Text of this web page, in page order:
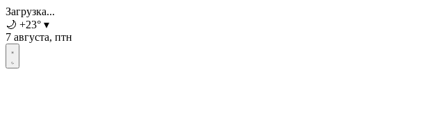
Загрузка...
🌙 +23° ▾
7 августа, птн